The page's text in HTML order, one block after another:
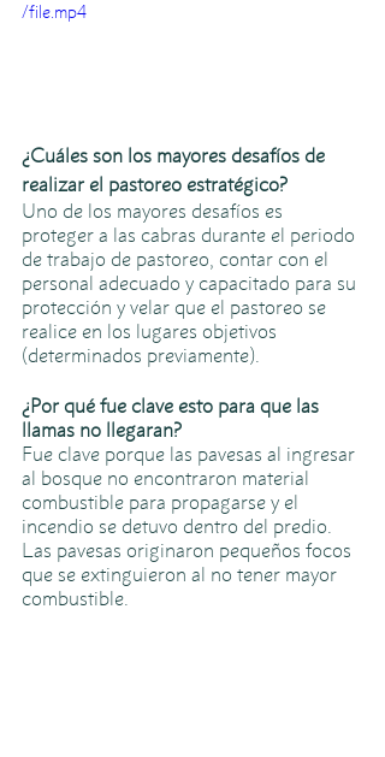
/file.mp4
¿Cuáles son los mayores desafíos de
realizar el pastoreo estratégico?
Uno de los mayores desafíos es
proteger a las cabras durante el periodo
de trabajo de pastoreo, contar con el
personal adecuado y capacitado para su
protección y velar que el pastoreo se
realice en los lugares objetivos
(determinados previamente).
¿Por qué fue clave esto para que las
llamas no llegaran?
Fue clave porque las pavesas al ingresar
al bosque no encontraron material
combustible para propagarse y el
incendio se detuvo dentro del predio.
Las pavesas originaron pequeños focos
que se extinguieron al no tener mayor
combustible.